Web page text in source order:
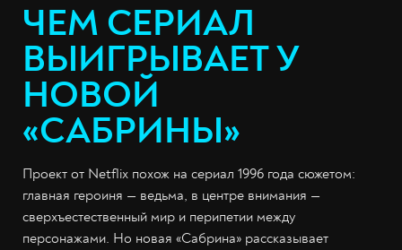
ЧЕМ СЕРИАЛ
ВЫИГРЫВАЕТ У
НОВОЙ
«САБРИНЫ»
Проект от Netflix похож на сериал 1996 года сюжетом:
главная героиня — ведьма, в центре внимания —
сверхъестественный мир и перипетии между
персонажами. Но новая «Сабрина» рассказывает